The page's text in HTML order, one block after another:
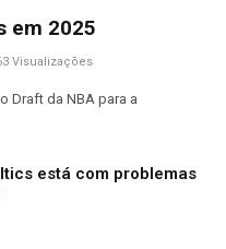
em 2025
Visualizações
Draft da NBA para a
está com problemas